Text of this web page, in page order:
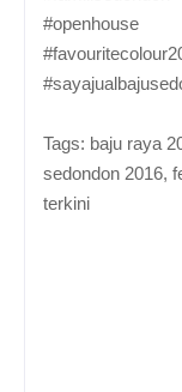
‪#‎openhouse
Tags: baju raya
sedondon 2016,
terkini